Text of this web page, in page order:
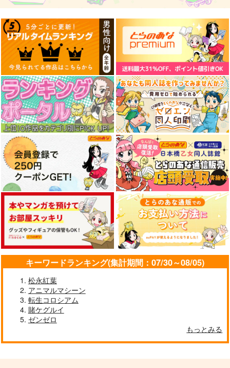
キーワードランキング(集計期間：07/30～08/05)
松永紅葉
アニマルマシーン
転生コロシアム
賭ケグルイ
ゼンゼロ
もっとみる